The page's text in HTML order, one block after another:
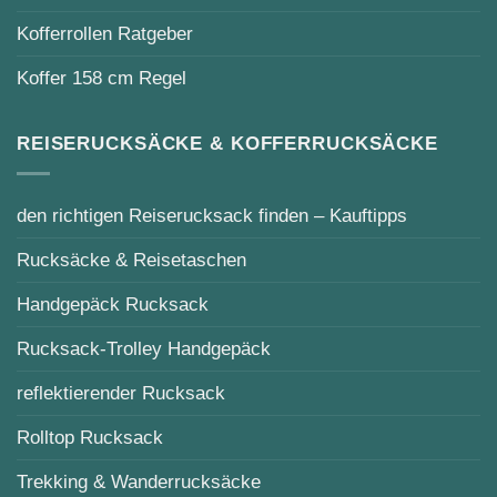
Kofferrollen Ratgeber
Koffer 158 cm Regel
REISERUCKSÄCKE & KOFFERRUCKSÄCKE
den richtigen Reiserucksack finden – Kauftipps
Rucksäcke & Reisetaschen
Handgepäck Rucksack
Rucksack-Trolley Handgepäck
reflektierender Rucksack
Rolltop Rucksack
Trekking & Wanderrucksäcke